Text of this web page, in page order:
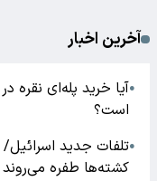
آخرین اخبار
●آیا خرید پله‌ای نقره
است؟
●تلفات جدید
کشته‌ها طفره می‌روند